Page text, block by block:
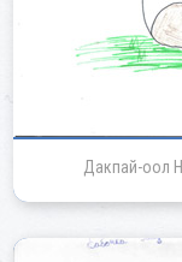
Дакпай-оол